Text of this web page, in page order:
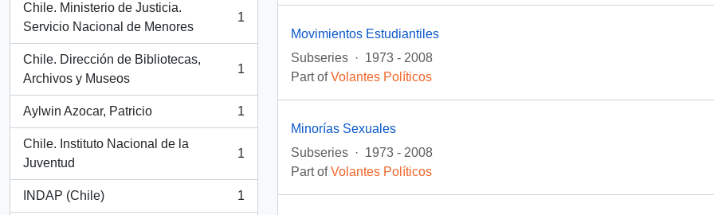
Chile. Ministerio de Justicia.
Servicio Nacional de Menores
, 1 results
1
Chile. Dirección de Bibliotecas,
Archivos y Museos
, 1 results
1
Aylwin Azocar, Patricio
, 1 results
1
Chile. Instituto Nacional de la
Juventud
, 1 results
1
INDAP (Chile)
, 1 results
1
Movimientos Estudiantiles
Subseries · 1973 - 2008
Part ofVolantes Políticos
Minorías Sexuales
Subseries · 1973 - 2008
Part ofVolantes Políticos